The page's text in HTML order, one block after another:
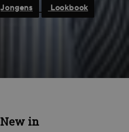
Jongens Lookbook
New in